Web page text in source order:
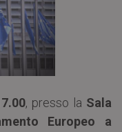
, presso la Sala
Europeo a